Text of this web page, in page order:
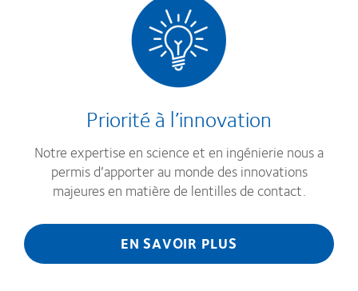
Priorité à l’innovation
Notre expertise en science et en ingénierie nous a
permis d’apporter au monde des innovations
majeures en matière de lentilles de contact.
EN SAVOIR PLUS